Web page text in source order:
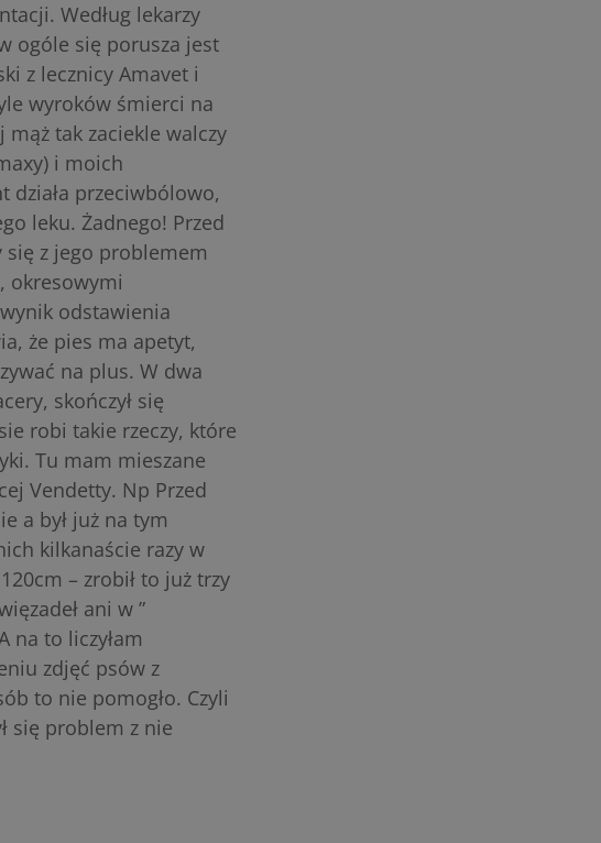
Według lekarzy
ogóle się porusza jest
z lecznicy Amavet i
wyroków śmierci na
tak zaciekle walczy
i moich
działa przeciwbólowo,
leku. Żadnego! Przed
się z jego problemem
okresowymi
odstawienia
że pies ma apetyt,
na plus. W dwa
skończył się
robi takie rzeczy, które
Tu mam mieszane
Vendetty. Np Przed
a był już na tym
kilkanaście razy w
– zrobił to już trzy
ani w ”
na to liczyłam
zdjęć psów z
to nie pomogło. Czyli
się problem z nie